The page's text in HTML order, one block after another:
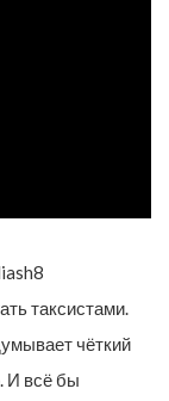
таксистами.
чёткий
И всё бы